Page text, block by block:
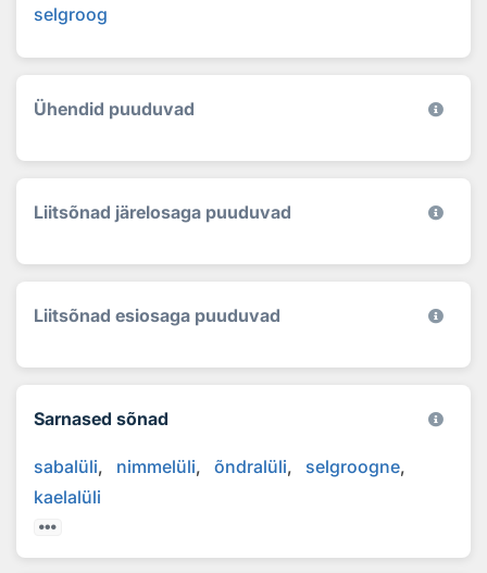
selgroog
Ühendid puuduvad
Liitsõnad järelosaga puuduvad
Liitsõnad esiosaga puuduvad
Sarnased sõnad
sabalüli nimmelüli õndralüli
selgroogne
kaelalüli